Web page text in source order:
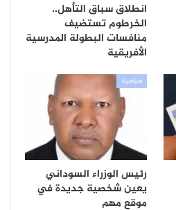
انطلاق سباق التأهل..
الخرطوم تستضيف
منافسات البطولة المدرسية
الأفريقية
سياسية
رئيس الوزراء السوداني
يعين شخصية جديدة في
موقع مهم